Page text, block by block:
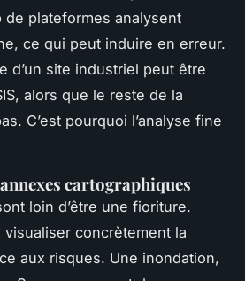
de plateformes analysent
ce qui peut induire en erreur.
d’un site industriel peut être
alors que le reste de la
C’est pourquoi l’analyse fine
cartographiques
loin d’être une fioriture.
concrètement la
aux risques. Une inondation,